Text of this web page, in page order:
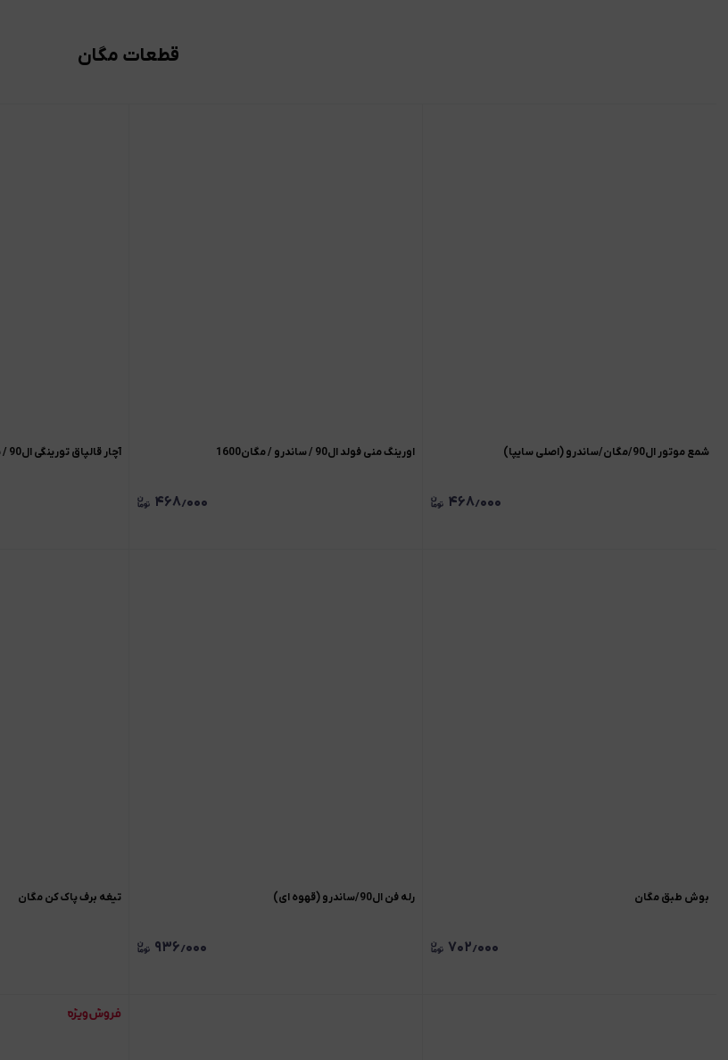
قطعات مگان
شمع موتور ال90/مگان/ساندرو (اصلی سایپا)
۴۶۸٫۰۰۰
اورینگ منی فولد ال90 / ساندرو / مگان1600
۴۶۸٫۰۰۰
آچار قالپاق تورینگی ال90 / ساندرو/ مگان (فلزی)
بوش طبق مگان
۷۰۲٫۰۰۰
رله فن ال90/ساندرو (قهوه ای)
۹۳۶٫۰۰۰
تیغه برف پاک کن مگان